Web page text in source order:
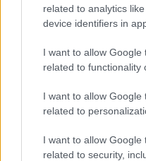
related to analytics
device identifiers in
I want to allow Google
related to functionality
I want to allow Google
related to
I want to allow Google
related to security,
Ανάμεσα στις
βρίσκεται μια
άλογο. Οι
ζωγραφισμένα σε
πουλερικά και
απεικονίζονται
ποτά. Ανάμεσα στις
μπορούσαν να δώσουν